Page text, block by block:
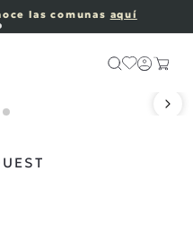
las comunas aquí